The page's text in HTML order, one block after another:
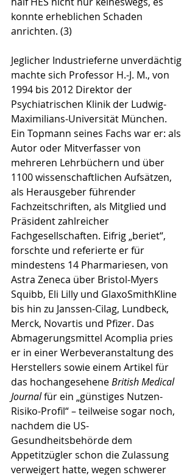
konnte erheblichen Schaden
anrichten. (3)
Jeglicher Industrieferne unverdächtig
machte sich Professor H.-J. M., von
1994 bis 2012 Direktor der
Psychiatrischen Klinik der Ludwig-
Maximilians-Universität München.
Ein Topmann seines Fachs war er: als
Autor oder Mitverfasser von
mehreren Lehrbüchern und über
1100 wissenschaftlichen Aufsätzen,
als Herausgeber führender
Fachzeitschriften, als Mitglied und
Präsident zahlreicher
Fachgesellschaften. Eifrig „beriet“,
forschte und referierte er für
mindestens 14 Pharmariesen, von
Astra Zeneca über Bristol-Myers
Squibb, Eli Lilly und GlaxoSmithKline
bis hin zu Janssen-Cilag, Lundbeck,
Merck, Novartis und Pfizer. Das
Abmagerungsmittel Acomplia pries
er in einer Werbeveranstaltung des
Herstellers sowie einem Artikel für
das hochangesehene British Medical
Journal für ein „günstiges Nutzen-
Risiko-Profil“ – teilweise sogar noch,
nachdem die US-
Gesundheitsbehörde dem
Appetitzügler schon die Zulassung
verweigert hatte, wegen schwerer